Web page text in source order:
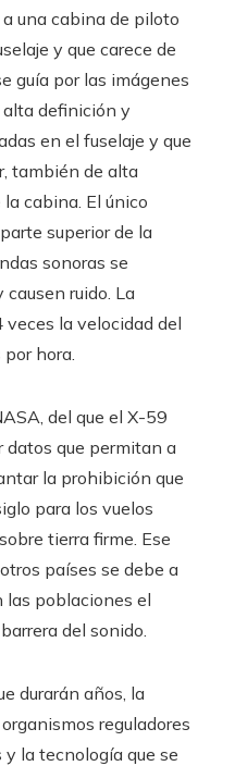
una cabina de piloto
y que carece de
guía por las imágenes
alta definición y
en el fuselaje y que
también de alta
cabina. El único
superior de la
sonoras se
ruido. La
la velocidad del
hora.
del que el X-59
datos que permitan a
la prohibición que
para los vuelos
tierra firme. Ese
países se debe a
las poblaciones el
del sonido.
durarán años, la
reguladores
la tecnología que se